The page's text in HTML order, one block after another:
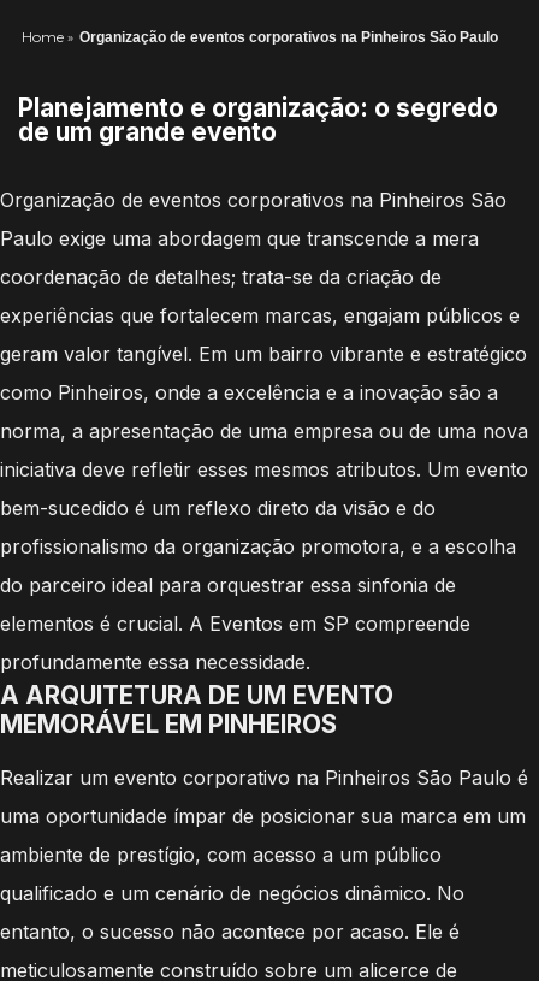
Home » Organização de eventos corporativos na Pinheiros São Paulo
Planejamento e organização: o segredo
de um grande evento
Organização de eventos corporativos na Pinheiros São
Paulo exige uma abordagem que transcende a mera
coordenação de detalhes; trata-se da criação de
experiências que fortalecem marcas, engajam públicos e
geram valor tangível. Em um bairro vibrante e estratégico
como Pinheiros, onde a excelência e a inovação são a
norma, a apresentação de uma empresa ou de uma nova
iniciativa deve refletir esses mesmos atributos. Um evento
bem-sucedido é um reflexo direto da visão e do
profissionalismo da organização promotora, e a escolha
do parceiro ideal para orquestrar essa sinfonia de
elementos é crucial. A Eventos em SP compreende
profundamente essa necessidade.
A ARQUITETURA DE UM EVENTO
MEMORÁVEL EM PINHEIROS
Realizar um evento corporativo na Pinheiros São Paulo é
uma oportunidade ímpar de posicionar sua marca em um
ambiente de prestígio, com acesso a um público
qualificado e um cenário de negócios dinâmico. No
entanto, o sucesso não acontece por acaso. Ele é
meticulosamente construído sobre um alicerce de